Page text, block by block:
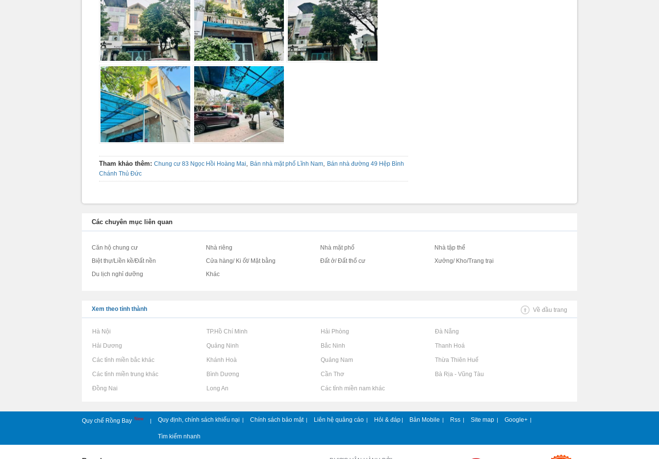
Tham khảo thêm: Chung cư 83 Ngọc Hồi Hoàng Mai, Bán nhà mặt phố Lĩnh Nam, Bán nhà đường 49 Hệp Bình
Chánh Thủ Đức
Các chuyên mục liên quan
Căn hộ chung cư Nhà riêng Nhà mặt phố
Nhà tập thể
Biệt thự/Liền kề/Đất nền
Cửa hàng/ Ki ốt/ Mặt bằng Đất ở/ Đất thổ cư
Xưởng/ Kho/Trang trại
Du lịch nghỉ dưỡng
Khác
Xem theo tỉnh thành Về đầu trang
Rao vặt tại Hà Nội Rao vặt tại TP.Hồ Chí Minh Rao vặt tại Hải Phòng Rao vặt tại Đà Nẵng
Rao vặt tại Hải Dương Rao vặt tại Quảng Ninh Rao vặt tại Bắc Ninh Rao vặt tại Thanh Hoá
Rao vặt tại Các tỉnh miền bắc khác Rao vặt tại Khánh Hoà Rao vặt tại Quảng Nam Rao vặt tại Thừa Thiên Huế
Rao vặt tại Các tỉnh miền trung khác Rao vặt tại Bình Dương Rao vặt tại Cần Thơ Rao vặt tại Bà Rịa - Vũng Tàu
Rao vặt tại Đồng Nai Rao vặt tại Long An Rao vặt tại Các tỉnh miền nam khác
Quy chế Rồng Bay New | Quy định, chính sách khiếu nại | Chính sách bảo mật | Liên hệ quảng cáo | Hỏi & đáp | Bản Mobile | Rss | Site map | Google+ |
Tìm kiếm nhanh